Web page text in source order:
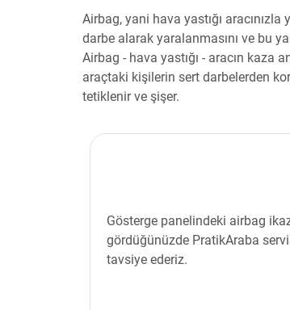
Airbag, yani hava yastığı
darbe alarak yaralanmasını ve bu
Airbag - hava yastığı - aracın kaza
araçtaki kişilerin sert darbelerden
tetiklenir ve şişer.
Gösterge panelindeki airbag
gördüğünüzde PratikAraba
tavsiye ederiz.